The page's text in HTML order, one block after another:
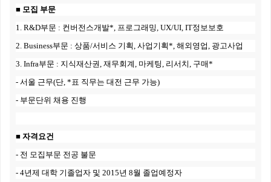
■ 모집 부문
1. R&D부문 : 컨버전스개발*, 프로그래밍, UX/UI, IT정보보호
2. Business부문 : 상품/서비스 기획, 사업기획*, 해외영업, 광고사업
3. Infra부문 : 지식재산권, 재무회계, 마케팅, 리서치, 구매*
- 서울 근무(단, *표 직무는 대전 근무 가능)
- 부문단위 채용 진행
■ 자격요건
- 전 모집부문 전공 불문
- 4년제 대학 기졸업자 및 2015년 8월 졸업예정자